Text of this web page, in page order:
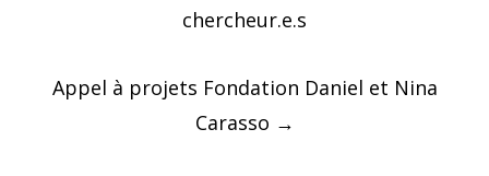
chercheur.e.s
Appel à projets Fondation Daniel et Nina
Carasso →